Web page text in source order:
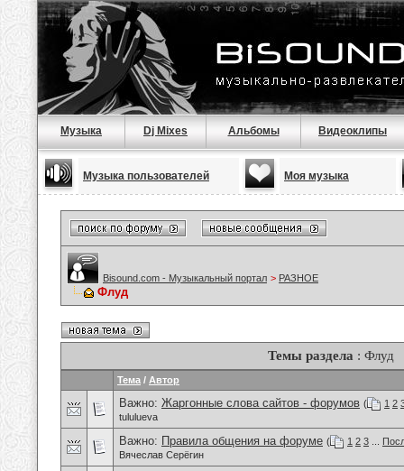
Музыка Dj Mixes Альбомы Видеоклипы
Музыка пользователей Моя музыка
Bisound.com - Музыкальный портал > РАЗНОЕ
Флуд
Темы раздела : Флуд
Тема / Автор
Важно: Жаргонные слова сайтов - форумов ( 1 2
tululueva
Важно: Правила общения на форуме ( 1 2 3
Вячеслав Серёгин